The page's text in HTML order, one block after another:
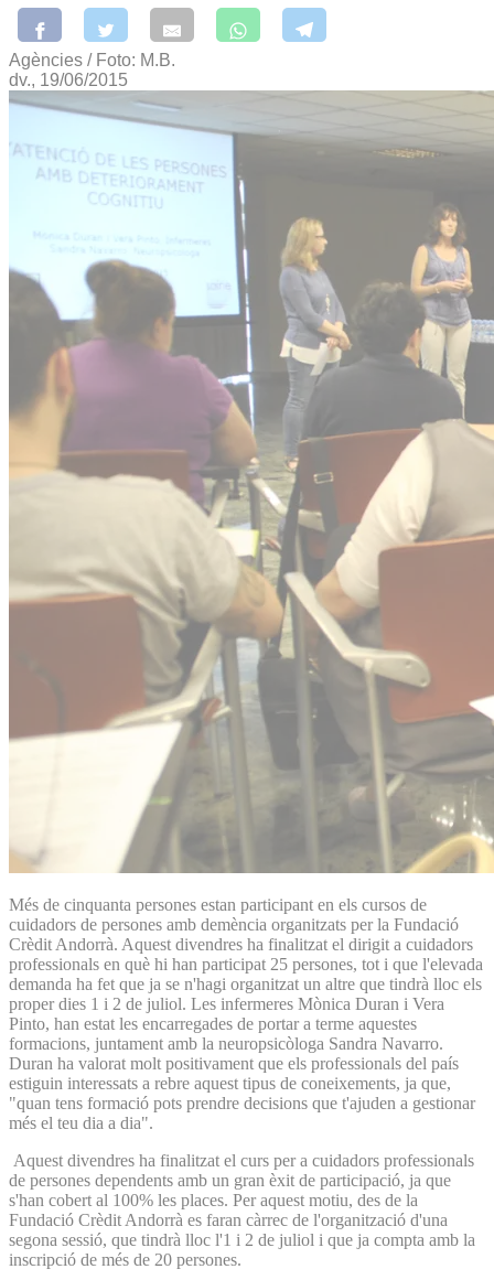
Agències / Foto: M.B.
dv., 19/06/2015
Més de cinquanta persones estan participant en els cursos de
cuidadors de persones amb demència organitzats per la Fundació
Crèdit Andorrà. Aquest divendres ha finalitzat el dirigit a cuidadors
professionals en què hi han participat 25 persones, tot i que l'elevada
demanda ha fet que ja se n'hagi organitzat un altre que tindrà lloc els
proper dies 1 i 2 de juliol. Les infermeres Mònica Duran i Vera
Pinto, han estat les encarregades de portar a terme aquestes
formacions, juntament amb la neuropsicòloga Sandra Navarro.
Duran ha valorat molt positivament que els professionals del país
estiguin interessats a rebre aquest tipus de coneixements, ja que,
"quan tens formació pots prendre decisions que t'ajuden a gestionar
més el teu dia a dia".
Aquest divendres ha finalitzat el curs per a cuidadors professionals
de persones dependents amb un gran èxit de participació, ja que
s'han cobert al 100% les places. Per aquest motiu, des de la
Fundació Crèdit Andorrà es faran càrrec de l'organització d'una
segona sessió, que tindrà lloc l'1 i 2 de juliol i que ja compta amb la
inscripció de més de 20 persones.